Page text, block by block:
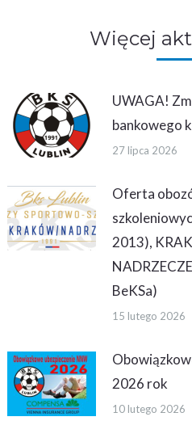
Więcej
UWAGA!
bankowego
27 lipca 2026
Oferta
2013),
BeKSa)
15 lutego 2026
2026 rok
10 lutego 2026